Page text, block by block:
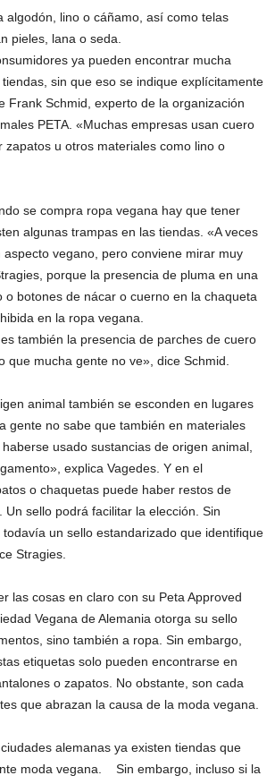
algodón, lino o cáñamo, así como telas
pieles, lana o seda.
ya pueden encontrar mucha
sin que eso se indique explícitamente
Frank Schmid, experto de la organización
PETA. «Muchas empresas usan cuero
zapatos u otros materiales como lino o
se compra ropa vegana hay que tener
algunas trampas en las tiendas. «A veces
vegano, pero conviene mirar muy
porque la presencia de pluma en una
o botones de nácar o cuerno en la chaqueta
en la ropa vegana.
también la presencia de parches de cuero
que mucha gente no ve», dice Schmid.
animal también se esconden en lugares
gente no sabe que también en materiales
usado sustancias de origen animal,
explica Vagedes. Y en el
o chaquetas puede haber restos de
Un sello podrá facilitar la elección. Sin
un sello estandarizado que identifique
Stragies.
las cosas en claro con su Peta Approved
Vegana de Alemania otorga su sello
sino también a ropa. Sin embargo,
etiquetas solo pueden encontrarse en
o zapatos. No obstante, son cada
que abrazan la causa de la moda vegana.
alemanas ya existen tiendas que
moda vegana. Sin embargo, incluso si la